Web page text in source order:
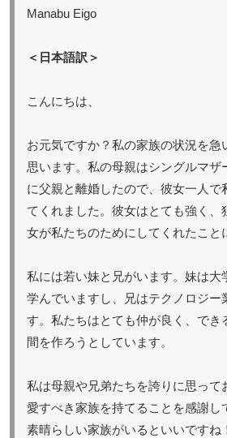
Manabu Eigo
＜日本語訳＞
こんにちは、
お元気ですか？私の家族の状況を急
思います。私の母親はシングルマザ
に父親と離婚したので、彼女一人で
てくれました。彼女はとても強く、
女が私たちのためにしてくれたこと
私には若い妹と兄がいます。妹は大
学んでいますし、兄はテクノロジー
す。私たちはとても仲が良く、でき
間を作ろうとしています。
私は母親や兄弟たちを誇りに思って
愛すべき家族を持てることを感謝し
素晴らしい家族がいるといいですね